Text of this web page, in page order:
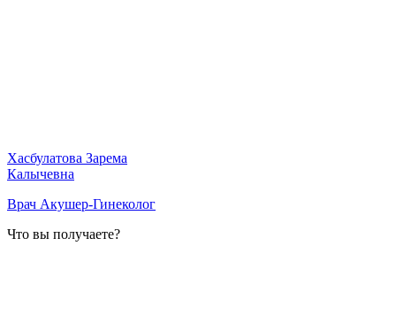
Хасбулатова Зарема
Калычевна
Врач Акушер-Гинеколог
Что вы получаете?